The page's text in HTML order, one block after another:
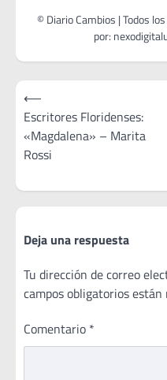
Navegación
de
entradas
⟵
Escritores Floridenses:
«Magdalena» – Marita
Rossi
Deja una respuesta
Tu dirección de correo
campos obligatorios están
Comentario *